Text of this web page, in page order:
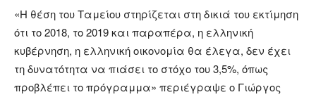
«Η θέση του Ταμείου στηρίζεται στη δικιά του εκτίμηση
ότι το 2018, το 2019 και παραπέρα, η ελληνική
κυβέρνηση, η ελληνική οικονομία θα έλεγα, δεν έχει
τη δυνατότητα να πιάσει το στόχο του 3,5%, όπως
προβλέπει το πρόγραμμα» περιέγραψε ο Γιώργος